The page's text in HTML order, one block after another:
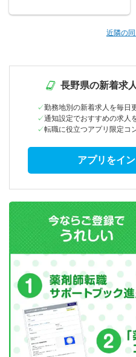
近隣の
長野県の新着求
勤務地別の新着求人を毎日
通知設定でおすすめの求人
転職に役立つアプリ限定コ
アプリをイ